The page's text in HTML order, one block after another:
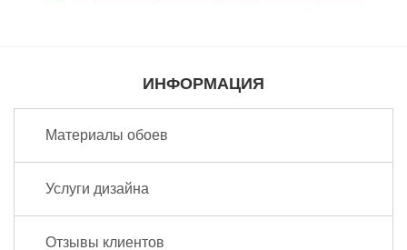
ИНФОРМАЦИЯ
Материалы обоев
Услуги дизайна
Отзывы клиентов